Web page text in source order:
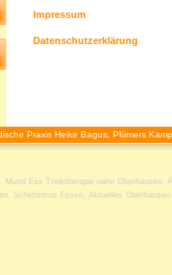
Impressum
Datenschutzerklärung
Praxis Heike Bagus, Plümers
Mund Ess Trinktherapie nahe Oberhausen
Schetismus Essen Aktuelles Oberhausen